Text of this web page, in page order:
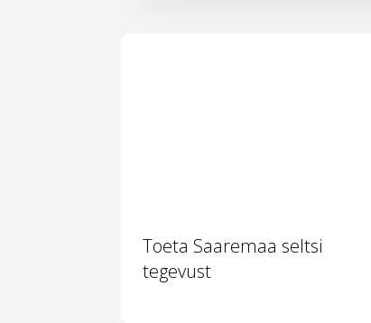
Toeta Saaremaa seltsi
tegevust